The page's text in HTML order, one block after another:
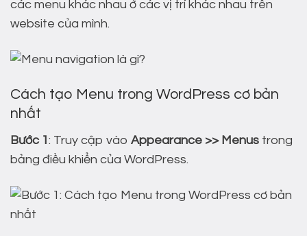
các menu khác nhau ở các vị trí khác nhau trên
website của mình.
Cách tạo Menu trong WordPress cơ bản
nhất
Bước 1: Truy cập vào Appearance >> Menus trong
bảng điều khiển của WordPress.